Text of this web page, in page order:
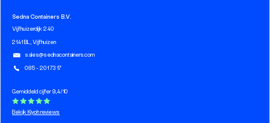
Sedna Containers B.V.
Vijfhuizerdijk 240
2141 BL, Vijfhuizen
sales@sednacontainers.com
085 - 201 73 17
Gemiddeld cijfer 9,4/10
Bekijk Kiyoh reviews